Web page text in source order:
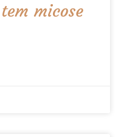
micose